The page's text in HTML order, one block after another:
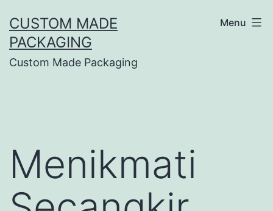
CUSTOM MADE
PACKAGING
Custom Made Packaging
Menu
Menikmati